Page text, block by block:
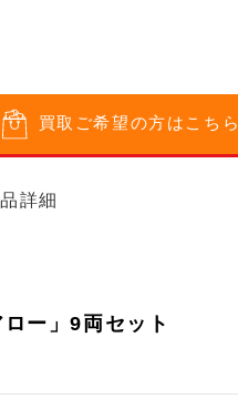
買取 ご希望の方はこちら
詳細
ー」9両セット